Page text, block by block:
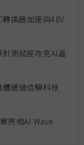
換器加速向48V
測試座攻克AI晶
體通過信驊科技
亮相AI Wave